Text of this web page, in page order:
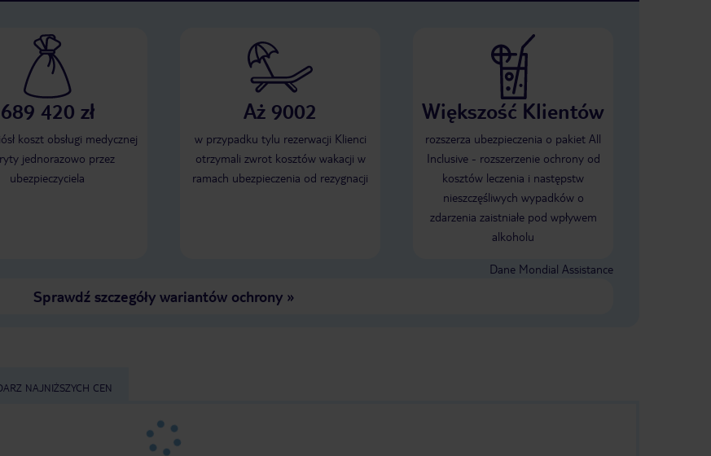
689 420 zł
koszt obsługi medycznej
jednorazowo przez
ubezpieczyciela
Aż 9002
w przypadku tylu rezerwacji Klienci
otrzymali zwrot kosztów wakacji w
ramach ubezpieczenia od rezygnacji
Większość Klientów
rozszerza ubezpieczenia o pakiet All
Inclusive - rozszerzenie ochrony od
kosztów leczenia i następstw
nieszczęśliwych wypadków o
zdarzenia zaistniałe pod wpływem
alkoholu
Dane Mondial Assistance
Sprawdź szczegóły wariantów ochrony»
NAJNIŻSZYCH CEN